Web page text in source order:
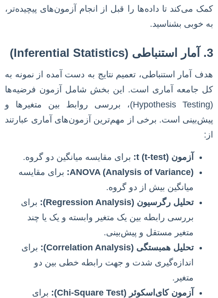
کمک می‌کند تا داده‌ها را قبل از انجام آزمون‌های پیچیده‌تر،
به خوبی بشناسید.
3. آمار استنباطی (Inferential Statistics)
هدف آمار استنباطی، تعمیم نتایج به دست آمده از نمونه به
کل جامعه آماری است. این بخش شامل آزمون فرضیه‌ها
(Hypothesis Testing)، بررسی روابط بین متغیرها و
پیش‌بینی است. برخی از مهم‌ترین آزمون‌های آماری عبارتند
از:
آزمون t (t-test):
برای مقایسه میانگین دو گروه.
ANOVA (Analysis of Variance):
برای مقایسه
میانگین بیش از دو گروه.
تحلیل رگرسیون (Regression Analysis):
برای
بررسی رابطه بین یک متغیر وابسته و یک یا چند
متغیر مستقل و پیش‌بینی.
تحلیل همبستگی (Correlation Analysis):
برای
اندازه‌گیری شدت و جهت رابطه خطی بین دو
متغیر.
آزمون کای‌اسکوئر (Chi-Square Test):
برای